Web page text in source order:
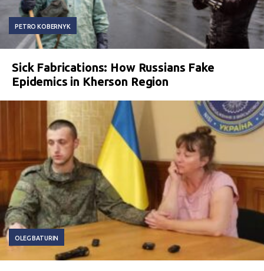
PETRO KOBERNYK
Sick Fabrications: How Russians Fake
Epidemics in Kherson Region
OLEG BATURIN